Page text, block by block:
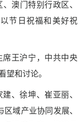
澳门特别行政区、
节日祝福和美好祝
席王沪宁，中共中央
望和讨论。
、徐坤、崔亚丽、
域产业协同发展、